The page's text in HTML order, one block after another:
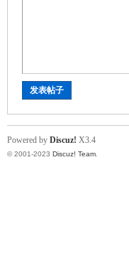
发表帖子
Powered by Discuz! X3.4
© 2001-2023 Discuz! Team.